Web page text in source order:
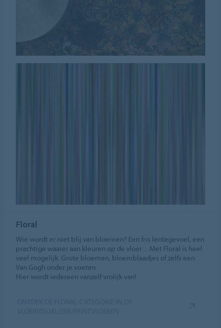
Floral
Wie wordt er niet blij van bloemen? Een fris lentegevoel, een
prachtige waaier aan kleuren op de vloer ... Met Floral is heel
veel mogelijk. Grote bloemen, bloemblaadjes of zelfs een
Van Gogh onder je voeten.
Hier wordt iedereen vanzelf vrolijk van!